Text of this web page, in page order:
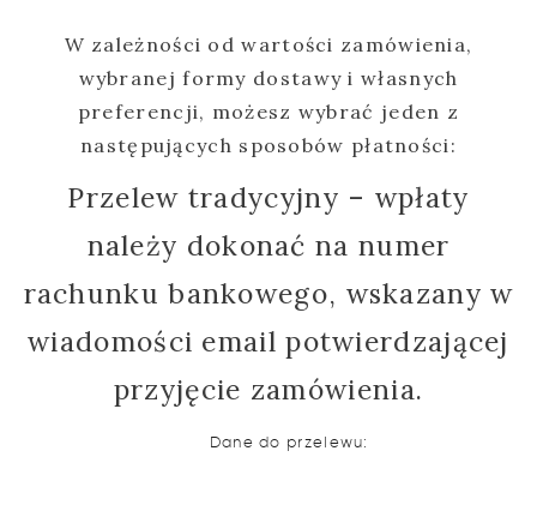
W zależności od wartości zamówienia,
wybranej formy dostawy i własnych
preferencji, możesz wybrać jeden z
następujących sposobów płatności:
Przelew tradycyjny – wpłaty
należy dokonać na numer
rachunku bankowego, wskazany w
wiadomości email potwierdzającej
przyjęcie zamówienia.
Dane do przelewu: